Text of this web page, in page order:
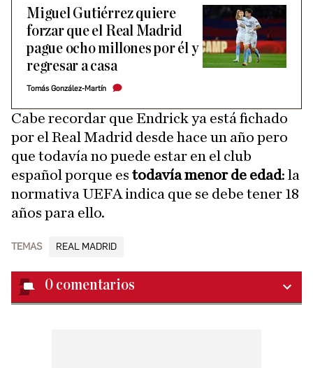
Miguel Gutiérrez quiere
forzar que el Real Madrid
pague ocho millones por él y
regresar a casa
Tomás González-Martín
Cabe recordar que Endrick ya está fichado
por el Real Madrid desde hace un año pero
que todavía no puede estar en el club
español porque es todavía menor de edad: la
normativa UEFA indica que se debe tener 18
años para ello.
TEMAS REAL MADRID
0 comentarios